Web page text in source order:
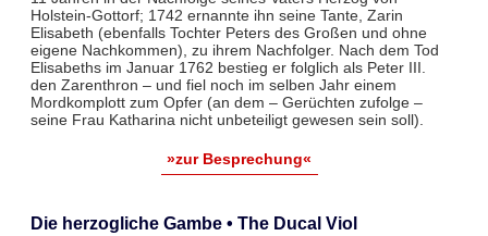
Holstein-Gottorf; 1742 ernannte ihn seine Tante, Zarin
Elisabeth (ebenfalls Tochter Peters des Großen und ohne
eigene Nachkommen), zu ihrem Nachfolger. Nach dem Tod
Elisabeths im Januar 1762 bestieg er folglich als Peter III.
den Zarenthron – und fiel noch im selben Jahr einem
Mordkomplott zum Opfer (an dem – Gerüchten zufolge –
seine Frau Katharina nicht unbeteiligt gewesen sein soll).
»zur Besprechung«
Die herzogliche Gambe • The Ducal Viol